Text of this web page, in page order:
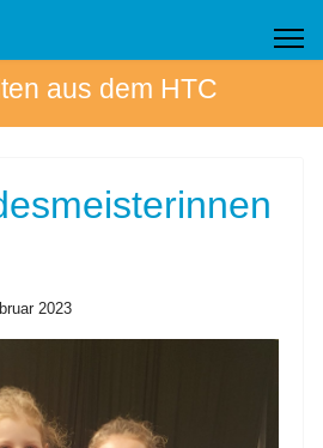
aus dem HTC
2023